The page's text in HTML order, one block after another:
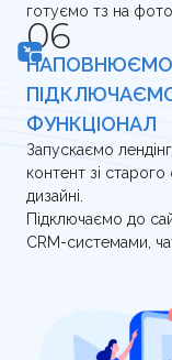
готуємо тз на
ФУНКЦІОНАЛ
Запускаємо
контент зі
дизайні.
Підключаємо до
CRM-системами,